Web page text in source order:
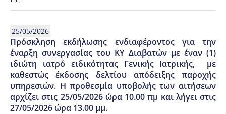
25/05/2026
Πρόσκληση εκδήλωσης ενδιαφέροντος για την
έναρξη συνεργασίας του ΚY Διαβατών με έναν (1)
ιδιώτη ιατρό ειδικότητας Γενικής Ιατρικής, με
καθεστώς έκδοσης δελτίου απόδειξης παροχής
υπηρεσιών. Η προθεσμία υποβολής των αιτήσεων
αρχίζει στις 25/05/2026 ώρα 10.00 πμ και λήγει στις
27/05/2026 ώρα 13.00 μμ.